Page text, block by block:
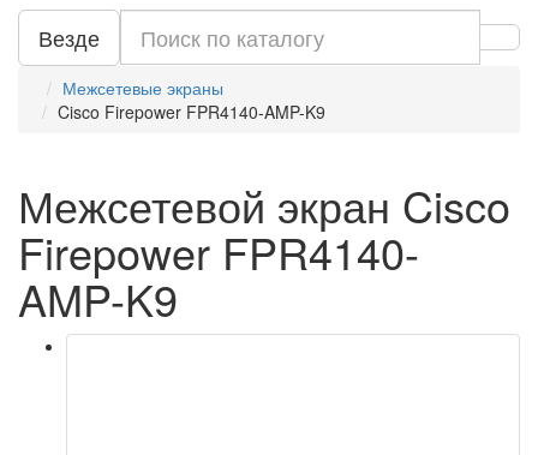
Везде
Межсетевые экраны
Cisco Firepower FPR4140-AMP-K9
Межсетевой экран Cisco
Firepower FPR4140-
AMP-K9